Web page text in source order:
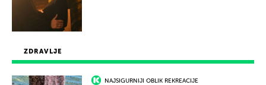
ZDRAVLJE
NAJSIGURNIJI OBLIK REKREACIJE